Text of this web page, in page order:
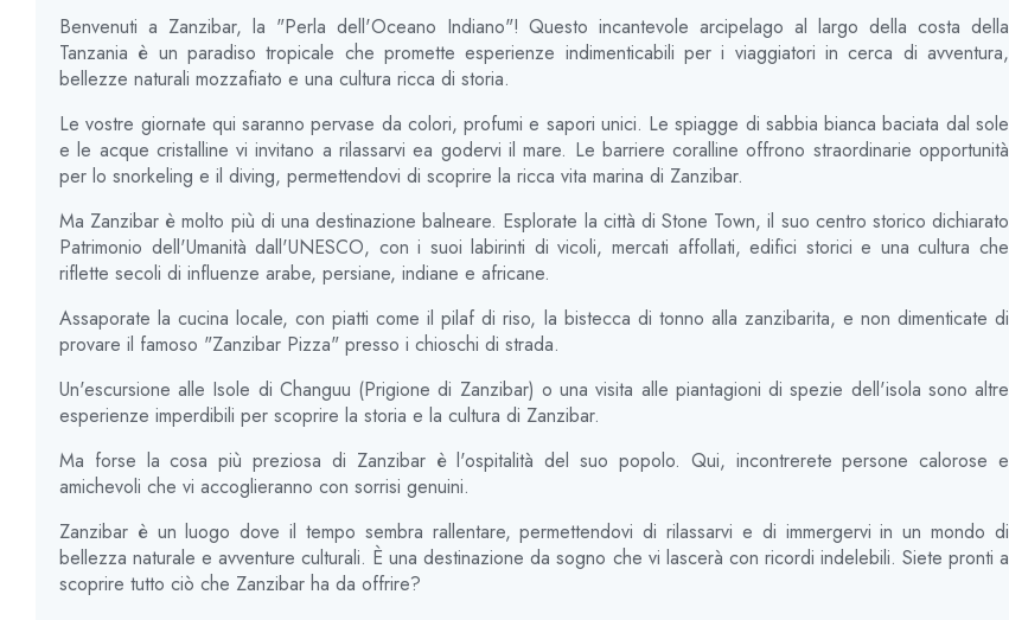
Benvenuti a Zanzibar, la "Perla dell'Oceano Indiano"! Questo incantevole arcipelago al largo della costa della
Tanzania è un paradiso tropicale che promette esperienze indimenticabili per i viaggiatori in cerca di avventura,
bellezze naturali mozzafiato e una cultura ricca di storia.
Le vostre giornate qui saranno pervase da colori, profumi e sapori unici. Le spiagge di sabbia bianca baciata dal sole
e le acque cristalline vi invitano a rilassarvi ea godervi il mare. Le barriere coralline offrono straordinarie opportunità
per lo snorkeling e il diving, permettendovi di scoprire la ricca vita marina di Zanzibar.
Ma Zanzibar è molto più di una destinazione balneare. Esplorate la città di Stone Town, il suo centro storico dichiarato
Patrimonio dell'Umanità dall'UNESCO, con i suoi labirinti di vicoli, mercati affollati, edifici storici e una cultura che
riflette secoli di influenze arabe, persiane, indiane e africane.
Assaporate la cucina locale, con piatti come il pilaf di riso, la bistecca di tonno alla zanzibarita, e non dimenticate di
provare il famoso "Zanzibar Pizza" presso i chioschi di strada.
Un'escursione alle Isole di Changuu (Prigione di Zanzibar) o una visita alle piantagioni di spezie dell'isola sono altre
esperienze imperdibili per scoprire la storia e la cultura di Zanzibar.
Ma forse la cosa più preziosa di Zanzibar è l'ospitalità del suo popolo. Qui, incontrerete persone calorose e
amichevoli che vi accoglieranno con sorrisi genuini.
Zanzibar è un luogo dove il tempo sembra rallentare, permettendovi di rilassarvi e di immergervi in ​​un mondo di
bellezza naturale e avventure culturali. È una destinazione da sogno che vi lascerà con ricordi indelebili. Siete pronti a
scoprire tutto ciò che Zanzibar ha da offrire?